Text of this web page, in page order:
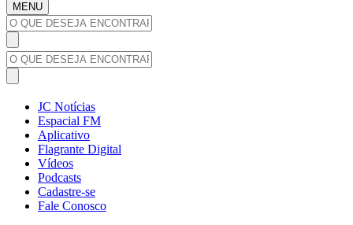
MENU
JC Notícias
Espacial FM
Aplicativo
Flagrante Digital
Vídeos
Podcasts
Cadastre-se
Fale Conosco